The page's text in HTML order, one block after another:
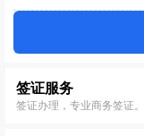
签证服务
签证办理，专业商务签证。